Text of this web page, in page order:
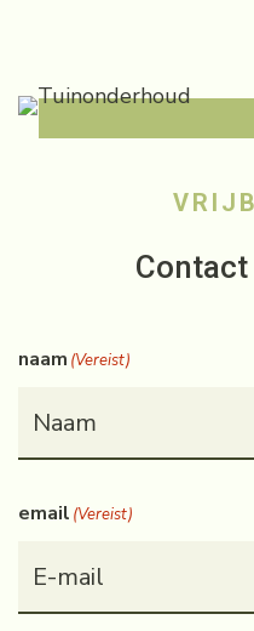
naam (Vereist)
email (Vereist)